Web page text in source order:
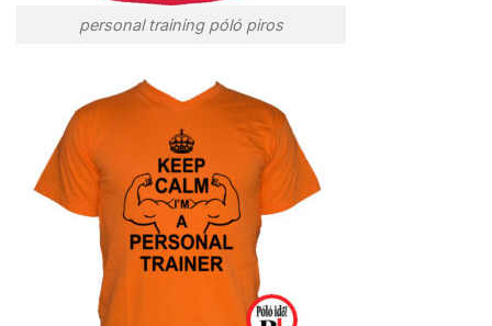
personal training póló piros